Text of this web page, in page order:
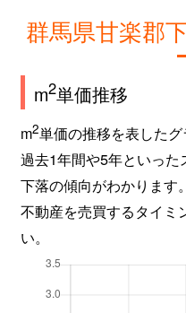
群馬県甘楽郡
m2単価推移
m2単価の推移を表したグ
過去1年間や5年といった
下落の傾向がわかります。
不動産を売買するタイミ
い。